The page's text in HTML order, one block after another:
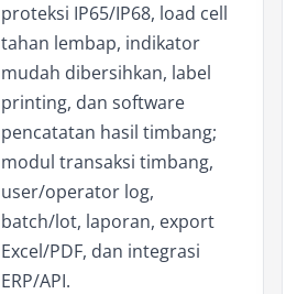
proteksi IP65/IP68, load cell
tahan lembap, indikator
mudah dibersihkan, label
printing, dan software
pencatatan hasil timbang;
modul transaksi timbang,
user/operator log,
batch/lot, laporan, export
Excel/PDF, dan integrasi
ERP/API.